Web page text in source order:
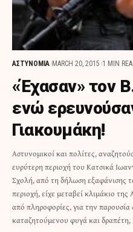
ΑΣΤΥΝΟΜΙΑ MARCH 20, 2015 1 MIN
«Έχασαν» τον
ενώ
Γιακουμάκη!
Αστυνομικοί και πολίτες,
ευρύτερη περιοχή του Κατσικά
Σχολή, από τη δήλωση εξαφάνισης
περιοχή, είχε μεταβεί κλιμάκιο
από πληροφορίες, για την
καταζητούμενου φυγά και